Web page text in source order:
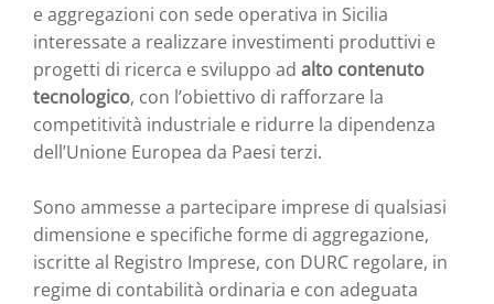
e aggregazioni con sede operativa in Sicilia
interessate a realizzare investimenti produttivi e
progetti di ricerca e sviluppo ad alto contenuto
tecnologico, con l’obiettivo di rafforzare la
competitività industriale e ridurre la dipendenza
dell’Unione Europea da Paesi terzi.
Sono ammesse a partecipare imprese di qualsiasi
dimensione e specifiche forme di aggregazione,
iscritte al Registro Imprese, con DURC regolare, in
regime di contabilità ordinaria e con adeguata